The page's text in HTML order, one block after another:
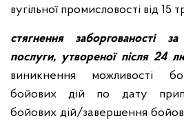
вугільної промисловості від 15
стягнення заборгованості
послуги, утвореної після 24
виникнення можливості
бойових дій по дату
бойових дій/завершення